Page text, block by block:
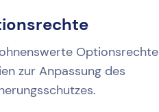
Optionsrechte
zur Anpassung des